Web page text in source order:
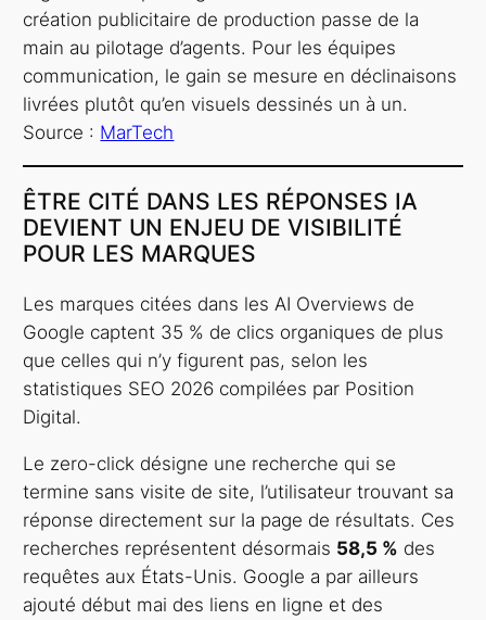
création publicitaire de production passe de la
main au pilotage d’agents. Pour les équipes
communication, le gain se mesure en déclinaisons
livrées plutôt qu’en visuels dessinés un à un.
Source : MarTech
ÊTRE CITÉ DANS LES RÉPONSES IA
DEVIENT UN ENJEU DE VISIBILITÉ
POUR LES MARQUES
Les marques citées dans les AI Overviews de
Google captent 35 % de clics organiques de plus
que celles qui n’y figurent pas, selon les
statistiques SEO 2026 compilées par Position
Digital.
Le zero-click désigne une recherche qui se
termine sans visite de site, l’utilisateur trouvant sa
réponse directement sur la page de résultats. Ces
recherches représentent désormais 58,5 % des
requêtes aux États-Unis. Google a par ailleurs
ajouté début mai des liens en ligne et des